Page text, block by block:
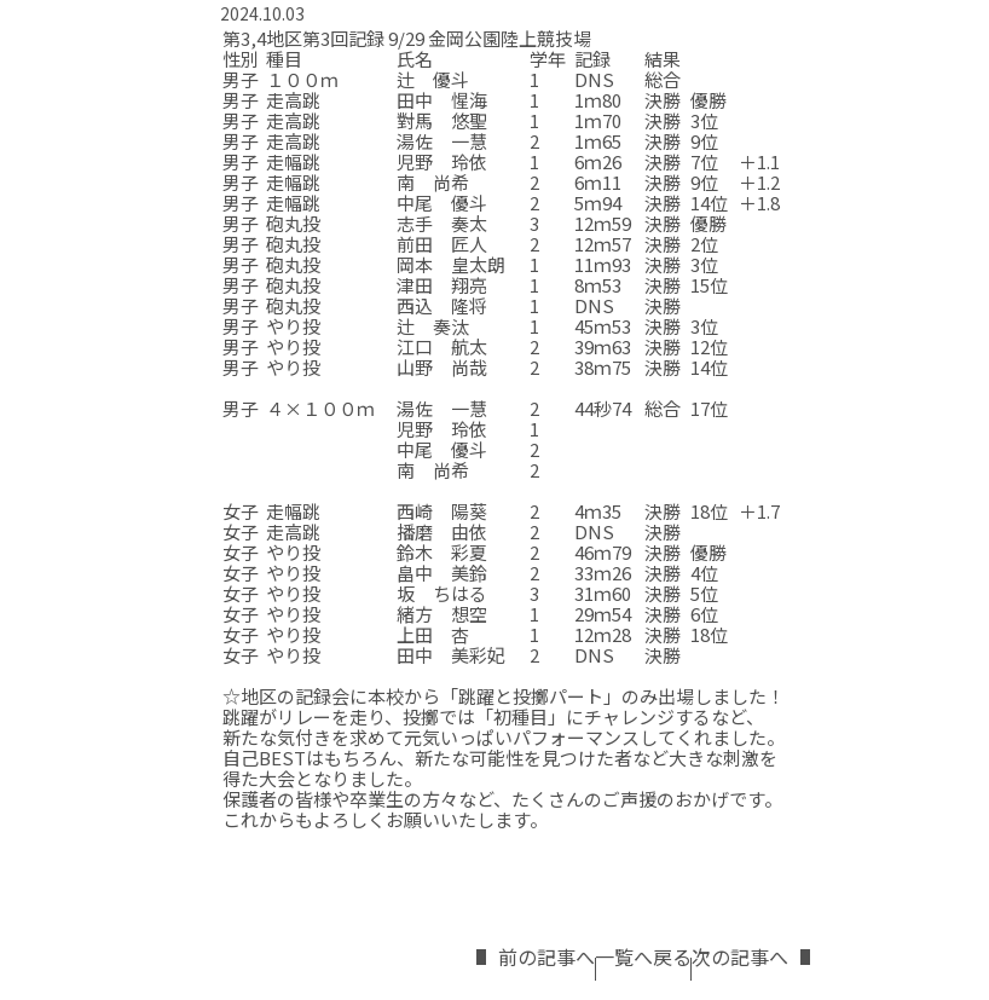
2024.10.03
第3,4地区第3回記録 9/29 金岡公園陸上競技場
性別 種目 氏名 学年 記録
結果
男子 １００ｍ 辻 優斗 1 DNS
総合
男子 走高跳 田中 惺海 1 1ｍ80 決勝 優勝
男子 走高跳 對馬 悠聖 1 1ｍ70 決勝 3位
男子 走高跳 湯佐 一慧 2 1ｍ65 決勝 9位
男子 走幅跳 児野 玲依 1 6ｍ26 決勝 7位
＋1.1
男子 走幅跳 南 尚希 2 6ｍ11 決勝 9位
＋1.2
男子 走幅跳 中尾 優斗 2 5ｍ94 決勝 14位 ＋1.8
男子 砲丸投 志手 奏太 3 12ｍ59 決勝 優勝
男子 砲丸投 前田 匠人 2 12ｍ57 決勝 2位
男子 砲丸投 岡本 皇太朗 1 11ｍ93 決勝 3位
男子 砲丸投 津田 翔亮 1 8ｍ53 決勝 15位
男子 砲丸投 西込 隆将 1 DNS
決勝
男子 やり投 辻 奏汰 1 45ｍ53 決勝 3位
男子 やり投 江口 航太 2 39ｍ63 決勝 12位
男子 やり投 山野 尚哉 2 38ｍ75 決勝 14位
男子 ４×１００ｍ 湯佐 一慧 2 44秒74 総合 17位
児野 玲依
1
中尾 優斗
2
南 尚希
2
女子 走幅跳 西崎 陽葵 2 4ｍ35 決勝 18位 ＋1.7
女子 走高跳 播磨 由依 2 DNS
決勝
女子 やり投 鈴木 彩夏 2 46ｍ79 決勝 優勝
女子 やり投 畠中 美鈴 2 33ｍ26 決勝 4位
女子 やり投 坂 ちはる 3 31ｍ60 決勝 5位
女子 やり投 緒方 想空 1 29ｍ54 決勝 6位
女子 やり投 上田 杏 1 12ｍ28 決勝 18位
女子 やり投 田中 美彩妃 2 DNS
決勝
☆地区の記録会に本校から「跳躍と投擲パート」のみ出場しました！
跳躍がリレーを走り、投擲では「初種目」にチャレンジするなど、
新たな気付きを求めて元気いっぱいパフォーマンスしてくれました。
自己BESTはもちろん、新たな可能性を見つけた者など大きな刺激を
得た大会となりました。
保護者の皆様や卒業生の方々など、たくさんのご声援のおかげです。
これからもよろしくお願いいたします。
前の記事へ一覧へ戻る次の記事へ